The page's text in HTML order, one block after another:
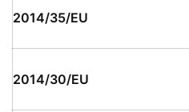
2014/35/EU
2014/30/EU